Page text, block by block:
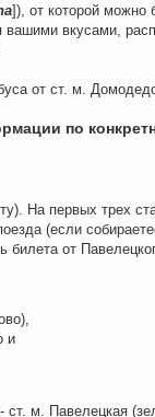
]), от которой можно
вкусами,
от ст. м.
по
На первых трех
(если
от
и
ст. м. Павелецкая